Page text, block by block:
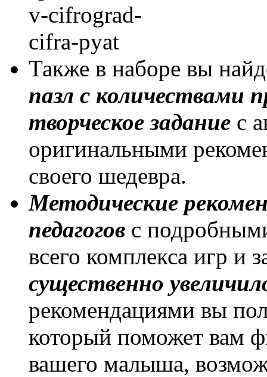
Также в наборе вы
пазл с количествами
творческое задание с
оригинальными
своего шедевра.
Методические
педагогов с
всего комплекса игр и
существенно
рекомендациями вы
который поможет вам
вашего малыша,